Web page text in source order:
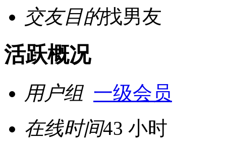
交友目的找男友
活跃概况
用户组 一级会员
在线时间43 小时